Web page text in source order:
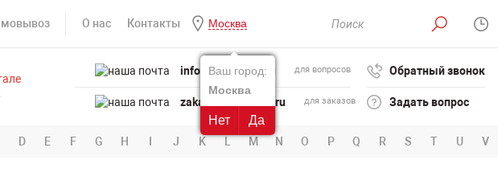
О нас Контакты Москва
Ваш город:
Москва
Нет Да
info@powertool.ru для вопросов
zakaz@powertool.ru для заказов
Обратный звонок
Задать вопрос
D E F G H I J K L M N O P Q R S T U V